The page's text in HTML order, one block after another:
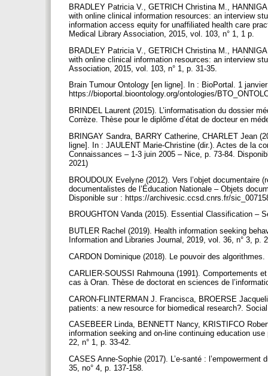
BRADLEY Patricia V., GETRICH Christina M.,
with online clinical information resources: an interview
information access equity for unaffiliated health care
Medical Library Association, 2015, vol. 103, n° 1, 1 p.
BRADLEY Patricia V., GETRICH Christina M.,
with online clinical information resources: an interview
Association, 2015, vol. 103, n° 1, p. 31-35.
Brain Tumour Ontology [en ligne]. In : BioPortal. 1
https://bioportal.bioontology.org/ontologies/
BRINDEL Laurent (2015). L’informatisation du dossier
Corrèze. Thèse pour le diplôme d’état de docteur en
BRINGAY Sandra, BARRY Catherine, CHARLET Jean
ligne]. In : JAULENT Marie-Christine (dir.). Actes de la
Connaissances – 1-3 juin 2005 – Nice, p. 73-84.
2021)
BROUDOUX Evelyne (2012). Vers l’objet
documentalistes de l’Éducation Nationale – Objets
Disponible sur : https://archivesic.ccsd.cnrs.fr/
BROUGHTON Vanda (2015). Essential Classification –
BUTLER Rachel (2019). Health information seeking
Information and Libraries Journal, 2019, vol. 36, n° 3, p.
CARDON Dominique (2018). Le pouvoir des
CARLIER-SOUSSI Rahmouna (1991). Comportements
cas à Oran. Thèse de doctorat en sciences de
CARON-FLINTERMAN J. Francisca, BROERSE
patients: a new resource for biomedical research?.
CASEBEER Linda, BENNETT Nancy, KRISTIFCO
information seeking and on-line continuing education
22, n° 1, p. 33-42.
CASES Anne-Sophie (2017). L’e-santé :
35, no° 4, p. 137-158.